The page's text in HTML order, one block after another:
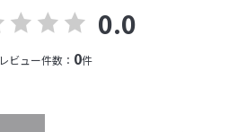
0.0
レビュー件数： 0件